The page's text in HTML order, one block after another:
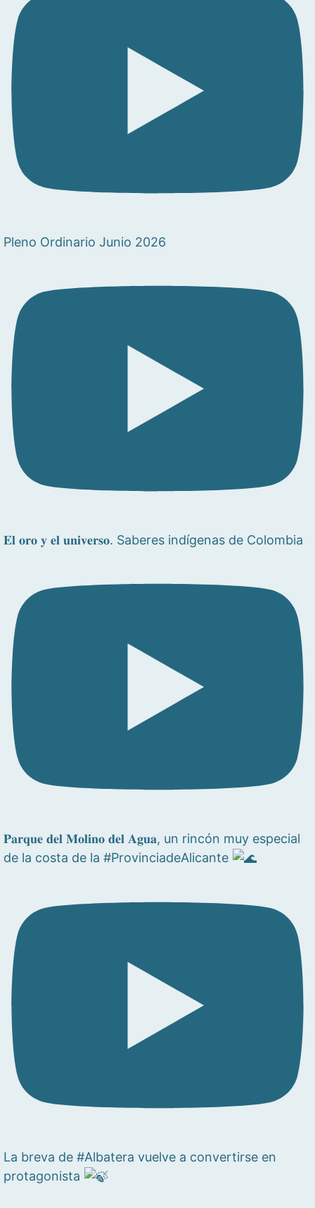
Pleno Ordinario Junio 2026
𝐄𝐥 𝐨𝐫𝐨 𝐲 𝐞𝐥 𝐮𝐧𝐢𝐯𝐞𝐫𝐬𝐨. Saberes indígenas de Colombia
𝐏𝐚𝐫𝐪𝐮𝐞 𝐝𝐞𝐥 𝐌𝐨𝐥𝐢𝐧𝐨 𝐝𝐞𝐥 𝐀𝐠𝐮𝐚, un rincón muy especial
de la costa de la #ProvinciadeAlicante
La breva de #Albatera vuelve a convertirse en
protagonista